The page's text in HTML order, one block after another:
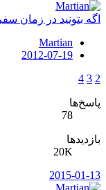
اگه بتونید در زمان
Martian
2012-07-19
2
3
4
پاسخ‌ها
78
بازدیدها
20K
2015-01-13